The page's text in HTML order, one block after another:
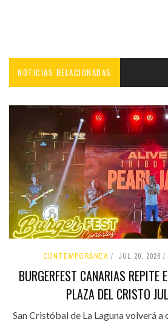
NOTICIAS RELACIONADAS
CONTEMPORÁNEA JUL 20, 2026
BURGERFEST CANARIAS REPITE
PLAZA DEL CRISTO
San Cristóbal de La Laguna volverá